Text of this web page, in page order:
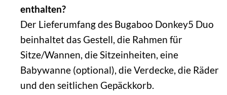
enthalten?
Der Lieferumfang des Bugaboo Donkey5 Duo
beinhaltet das Gestell, die Rahmen für
Sitze/Wannen, die Sitzeinheiten, eine
Babywanne (optional), die Verdecke, die Räder
und den seitlichen Gepäckkorb.